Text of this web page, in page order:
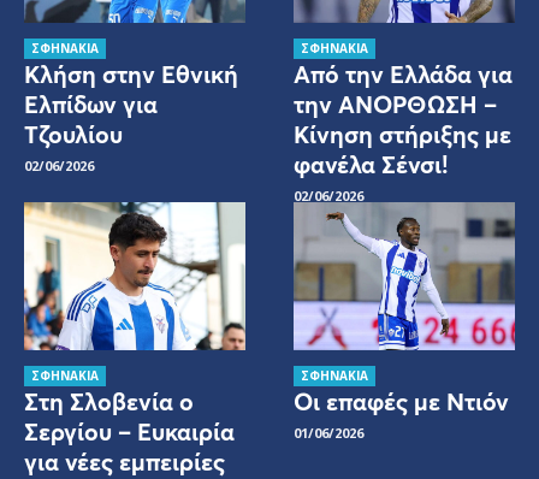
ΣΦΗΝΑΚΙΑ
Κλήση στην Εθνική
Ελπίδων για
Τζουλίου
02/06/2026
ΣΦΗΝΑΚΙΑ
Από την Ελλάδα για
την ΑΝΟΡΘΩΣΗ –
Κίνηση στήριξης με
φανέλα Σένσι!
02/06/2026
ΣΦΗΝΑΚΙΑ
Στη Σλοβενία ο
Σεργίου – Ευκαιρία
για νέες εμπειρίες
ΣΦΗΝΑΚΙΑ
Οι επαφές με Ντιόν
01/06/2026